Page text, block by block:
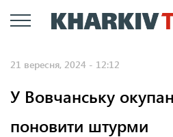
до
21 вересня, 2024 - 12:12
У Вовчанську
поновити штурми